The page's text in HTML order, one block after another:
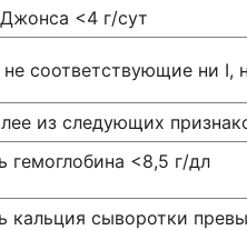
<4 г/сут
не соответствующие ни I,
из следующих
гемоглобина <8,5 г/дл
кальция сыворотки